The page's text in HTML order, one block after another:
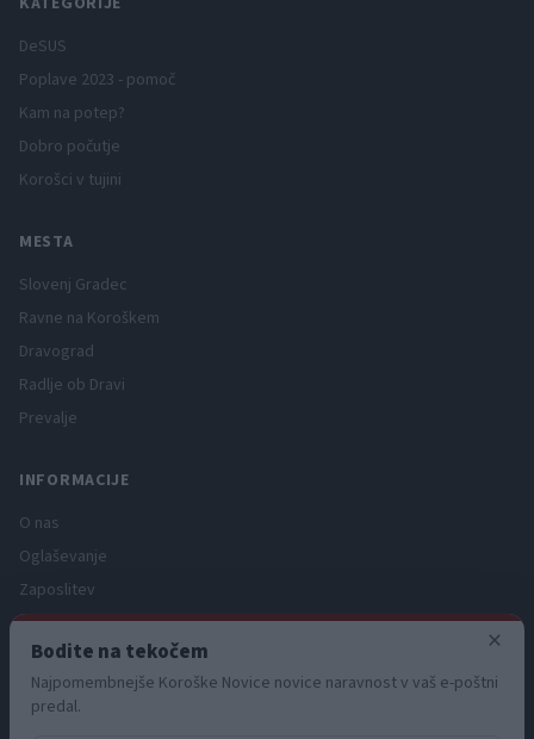
DeSUS
Poplave 2023 - pomoč
Kam na potep?
Dobro počutje
Korošci v tujini
MESTA
Slovenj Gradec
Ravne na Koroškem
Dravograd
Radlje ob Dravi
Prevalje
INFORMACIJE
O nas
Oglaševanje
Zaposlitev
Pravno obvestilo
Zasebnost in piškotki
Storitve
×
Bodite na tekočem
Najpomembnejše Koroške Novice novice naravnost v vaš e-poštni
predal.